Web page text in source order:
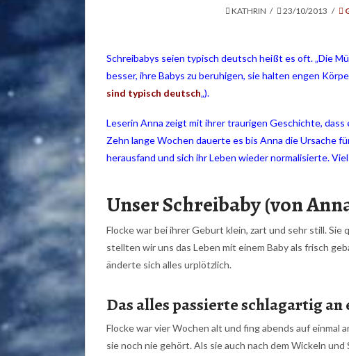
KATHRIN 23/10/2013
Schreibabys seien typisch deutsch heißt es oft. „Die
besser, ihre Babys zu beruhigen, sie halten engen
sind typisch deutsch„).
Leserin Anna zeigt mit ihrer traurigen Geschichte,
Zehn lange Wochen dauerte es bis Anna die Ursache
herausfand und sich ihr Leben wieder normalisierte.
Unser Schreibaby (von
Flocke war bei ihrer Geburt klein, zart und sehr still.
stellten wir uns das Leben mit einem Baby als frisch
änderte sich alles urplötzlich.
Das alles passierte schlagartig
Flocke war vier Wochen alt und fing abends auf einmal
sie noch nie gehört. Als sie auch nach dem Wickeln